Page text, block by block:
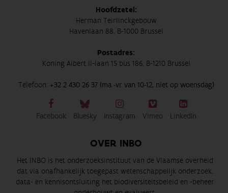
Hoofdzetel:
Herman Teirlinckgebouw
Havenlaan 88, B-1000 Brussel
Postadres:
Koning Albert II-laan 15 bus 186, B-1210 Brussel
Telefoon: +32 2 430 26 37 (ma -vr van 10-12, niet op woensdag)
Facebook Bluesky Instagram Vimeo LinkedIn
OVER INBO
Het INBO is het onderzoeksinstituut van de Vlaamse overheid
dat via onafhankelijk toegepast wetenschappelijk onderzoek,
data- en kennisontsluiting het biodiversiteitsbeleid en -beheer